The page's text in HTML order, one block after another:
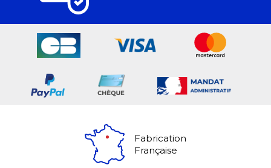
Fabrication
Française